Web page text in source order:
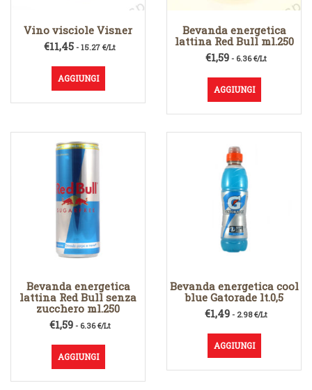
Vino visciole Visner
€11,45 - 15.27 €/Lt
AGGIUNGI
Bevanda energetica
lattina Red Bull ml.250
€1,59- 6.36 €/Lt
AGGIUNGI
Bevanda energetica
lattina Red Bull senza
zucchero ml.250
€1,59- 6.36 €/Lt
AGGIUNGI
Bevanda energetica cool
blue Gatorade lt.0,5
€1,49- 2.98 €/Lt
AGGIUNGI